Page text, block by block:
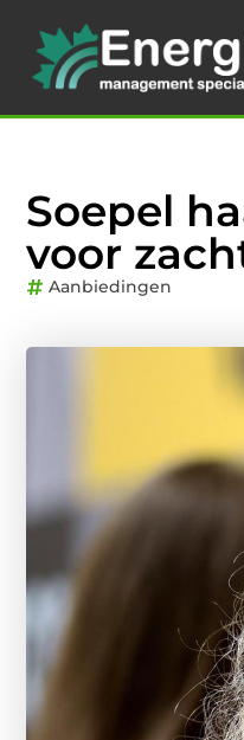
Soepel
voor
Aanbiedingen